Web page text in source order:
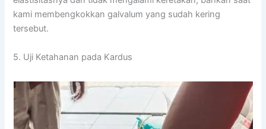
kami membengkokkan galvalum yang sudah kering
tersebut.
5. Uji Ketahanan pada Kardus